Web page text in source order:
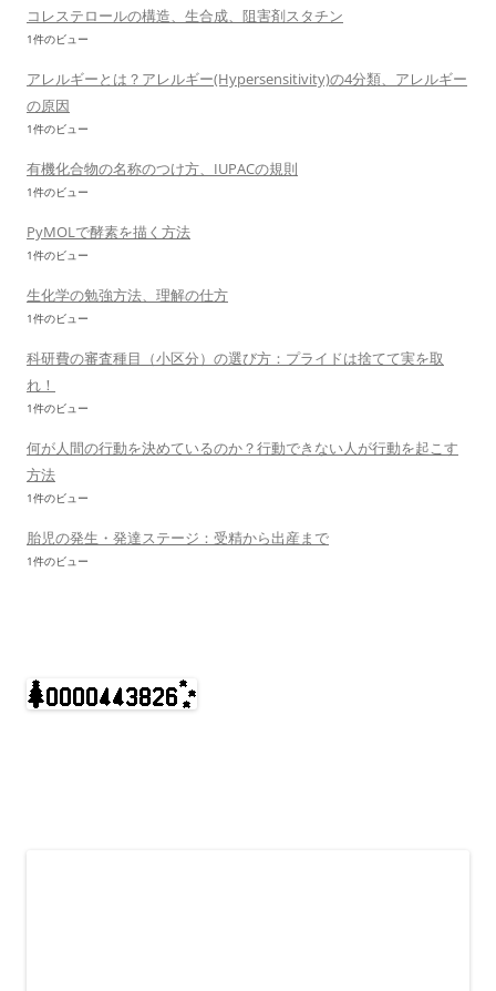
コレステロールの構造、生合成、阻害剤スタチン
1件のビュー
アレルギーとは？アレルギー(Hypersensitivity)の4分類、アレルギー
の原因
1件のビュー
有機化合物の名称のつけ方、IUPACの規則
1件のビュー
PyMOLで酵素を描く方法
1件のビュー
生化学の勉強方法、理解の仕方
1件のビュー
科研費の審査種目（小区分）の選び方：プライドは捨てて実を取
れ！
1件のビュー
何が人間の行動を決めているのか？行動できない人が行動を起こす
方法
1件のビュー
胎児の発生・発達ステージ：受精から出産まで
1件のビュー